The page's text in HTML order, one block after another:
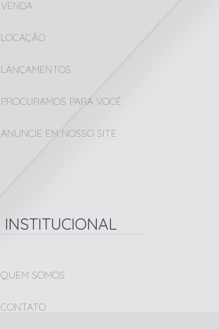
VENDA
LOCAÇÃO
LANÇAMENTOS
PROCURAMOS PARA VOCÊ
ANUNCIE EM NOSSO SITE
INSTITUCIONAL
QUEM SOMOS
CONTATO